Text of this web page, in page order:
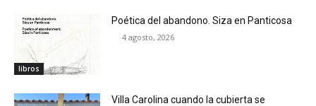
libros
Poética del abandono. Siza en Panticosa
4 agosto, 2026
Villa Carolina cuando la cubierta se